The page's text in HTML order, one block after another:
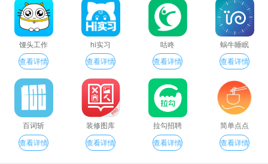
馒头工作
查看详情
hi实习
查看详情
咕咚
查看详情
蜗牛睡眠
查看详情
百词斩
查看详情
装修图库
查看详情
拉勾招聘
查看详情
简单点点
查看详情